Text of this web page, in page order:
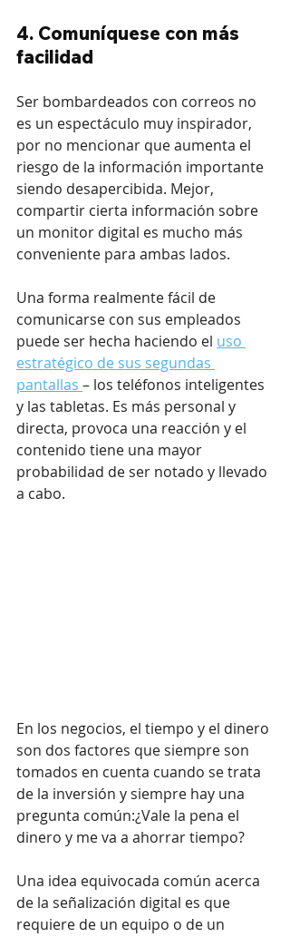
4. Comuníquese con más
facilidad
Ser bombardeados con correos no
es un espectáculo muy inspirador,
por no mencionar que aumenta el
riesgo de la información importante
siendo desapercibida. Mejor,
compartir cierta información sobre
un monitor digital es mucho más
conveniente para ambas lados.
Una forma realmente fácil de
comunicarse con sus empleados
puede ser hecha haciendo el uso
estratégico de sus segundas
pantallas – los teléfonos inteligentes
y las tabletas. Es más personal y
directa, provoca una reacción y el
contenido tiene una mayor
probabilidad de ser notado y llevado
a cabo.
En los negocios, el tiempo y el dinero
son dos factores que siempre son
tomados en cuenta cuando se trata
de la inversión y siempre hay una
pregunta común:¿Vale la pena el
dinero y me va a ahorrar tiempo?
Una idea equivocada común acerca
de la señalización digital es que
requiere de un equipo o de un